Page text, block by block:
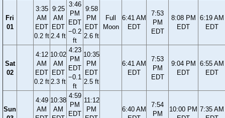
Fri
01
3:35
AM
EDT
0.2 ft
9:25
AM
EDT
2.4 ft
3:46
PM
EDT
−0.2
ft
9:58
PM
EDT
2.6 ft
Full
Moon
6:41 AM
EDT
7:53
PM
EDT
8:08 PM
EDT
6:19 AM
EDT
Sat
02
4:12
AM
EDT
0.2 ft
10:02
AM
EDT
2.3 ft
4:23
PM
EDT
−0.1
ft
10:35
PM
EDT
2.5 ft
6:41 AM
EDT
7:53
PM
EDT
9:04 PM
EDT
6:55 AM
EDT
Sun
4:49
AM
10:38
AM
4:59
PM
EDT
11:12
PM
6:40 AM
7:54
PM
10:00 PM 7:35 AM